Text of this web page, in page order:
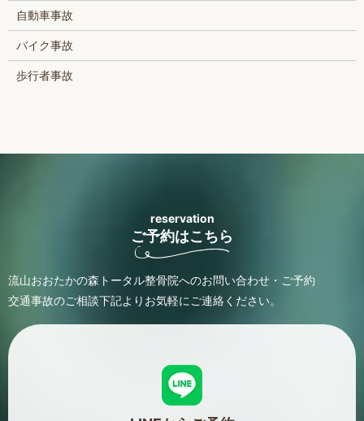
自動車事故
バイク事故
歩行者事故
reservation
ご予約はこちら
流山おおたかの森トータル整骨院へのお問い合わせ・ご予約
交通事故のご相談下記よりお気軽にご連絡ください。